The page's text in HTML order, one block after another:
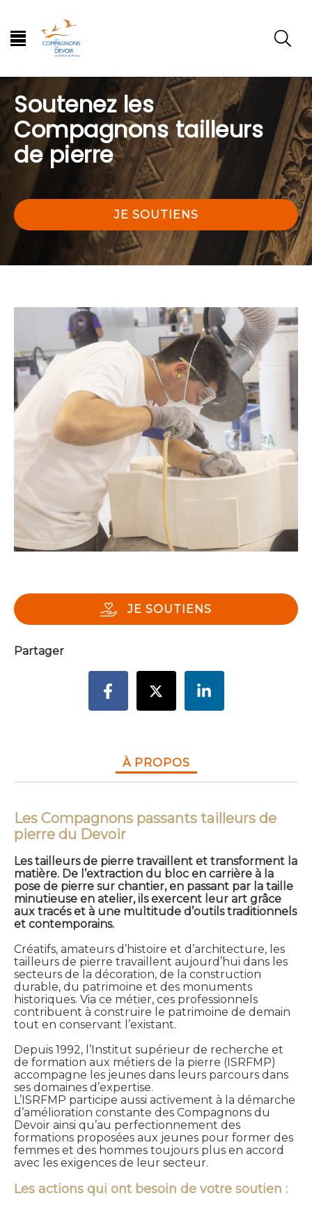
Soutenez les
Compagnons tailleurs
de pierre
JE SOUTIENS
JE SOUTIENS
Partager
À PROPOS
Les Compagnons passants tailleurs de
pierre du Devoir
Les tailleurs de pierre travaillent et transforment la
matière. De l’extraction du bloc en carrière à la
pose de pierre sur chantier, en passant par la taille
minutieuse en atelier, ils exercent leur art grâce
aux tracés et à une multitude d’outils traditionnels
et contemporains.
Créatifs, amateurs d’histoire et d’architecture, les
tailleurs de pierre travaillent aujourd’hui dans les
secteurs de la décoration, de la construction
durable, du patrimoine et des monuments
historiques. Via ce métier, ces professionnels
contribuent à construire le patrimoine de demain
tout en conservant l’existant.
Depuis 1992, l’Institut supérieur de recherche et
de formation aux métiers de la pierre (ISRFMP)
accompagne les jeunes dans leurs parcours dans
ses domaines d’expertise.
L’ISRFMP participe aussi activement à la démarche
d’amélioration constante des Compagnons du
Devoir ainsi qu’au perfectionnement des
formations proposées aux jeunes pour former des
femmes et des hommes toujours plus en accord
avec les exigences de leur secteur.
Les actions qui ont besoin de votre soutien :